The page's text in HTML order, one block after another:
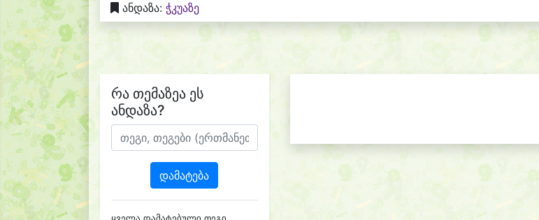
ანდაზა: ჭკუაზე
რა თემაზეა ეს
ანდაზა?
დამატება